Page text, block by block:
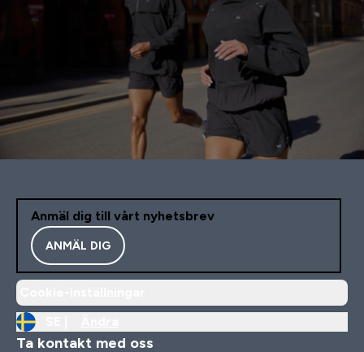
Anmäl dig till vårt nyhetsbrev
ANMÄL DIG
Ta kontakt med oss